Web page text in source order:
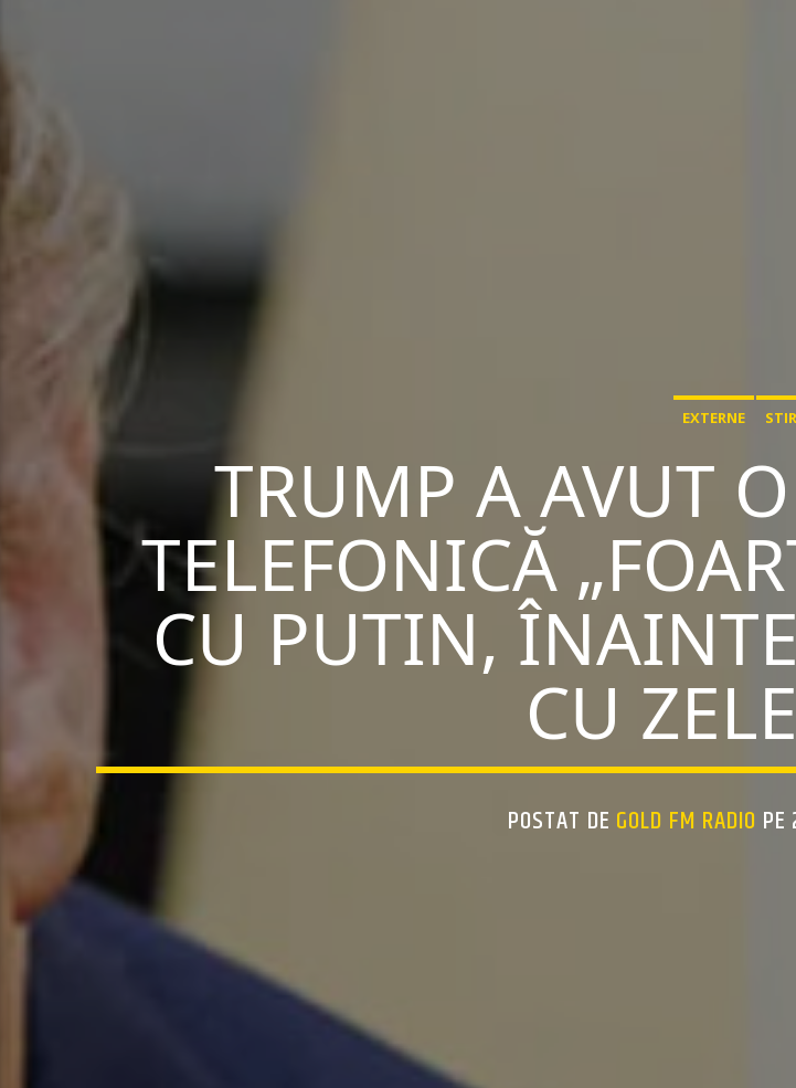
EXTERNE
TRUMP A AVUT
TELEFONICĂ
CU PUTIN,
CU
POSTAT DE GOLD FM RADIO PE